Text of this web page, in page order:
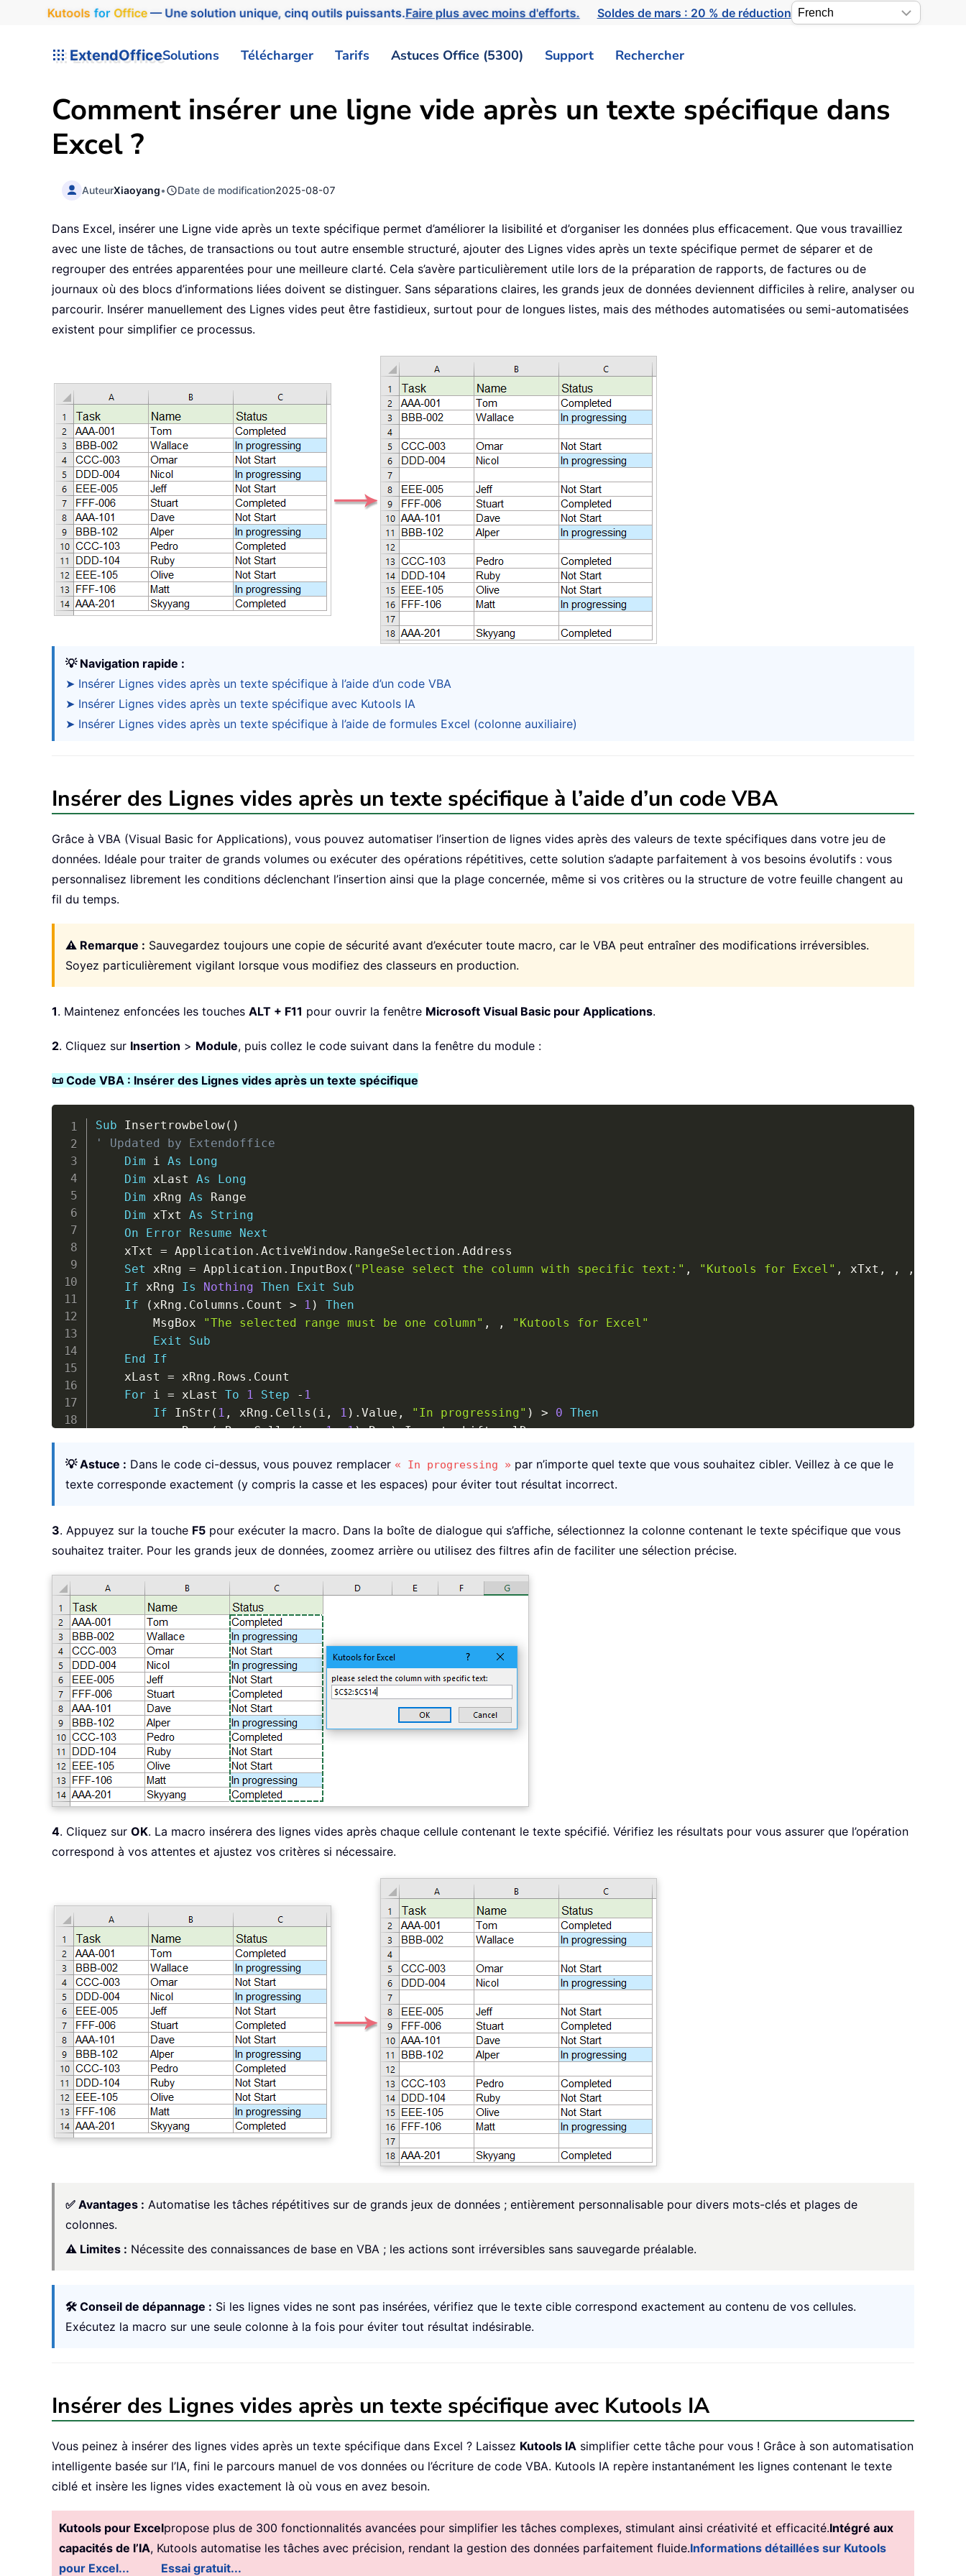
Kutools for Office— Une solution unique, cinq outils puissants.Faire plus avec moins d'efforts. Soldes de mars : 20 % de réduction
ExtendOfficeSolutions Télécharger Tarifs Astuces Office (5300) Support Rechercher
Comment insérer une ligne vide après un texte spécifique dans
Excel ?
AuteurXiaoyang• Date de modification2025-08-07
Dans Excel, insérer une Ligne vide après un texte spécifique permet d’améliorer la lisibilité et d’organiser les données plus efficacement. Que vous travailliez
avec une liste de tâches, de transactions ou tout autre ensemble structuré, ajouter des Lignes vides après un texte spécifique permet de séparer et de
regrouper des entrées apparentées pour une meilleure clarté. Cela s’avère particulièrement utile lors de la préparation de rapports, de factures ou de
journaux où des blocs d’informations liées doivent se distinguer. Sans séparations claires, les grands jeux de données deviennent difficiles à relire, analyser ou
parcourir. Insérer manuellement des Lignes vides peut être fastidieux, surtout pour de longues listes, mais des méthodes automatisées ou semi-automatisées
existent pour simplifier ce processus.
💡 Navigation rapide :
➤ Insérer Lignes vides après un texte spécifique à l’aide d’un code VBA
➤ Insérer Lignes vides après un texte spécifique avec Kutools IA
➤ Insérer Lignes vides après un texte spécifique à l’aide de formules Excel (colonne auxiliaire)
Insérer des Lignes vides après un texte spécifique à l’aide d’un code VBA
Grâce à VBA (Visual Basic for Applications), vous pouvez automatiser l’insertion de lignes vides après des valeurs de texte spécifiques dans votre jeu de
données. Idéale pour traiter de grands volumes ou exécuter des opérations répétitives, cette solution s’adapte parfaitement à vos besoins évolutifs : vous
personnalisez librement les conditions déclenchant l’insertion ainsi que la plage concernée, même si vos critères ou la structure de votre feuille changent au
fil du temps.
⚠️ Remarque : Sauvegardez toujours une copie de sécurité avant d’exécuter toute macro, car le VBA peut entraîner des modifications irréversibles.
Soyez particulièrement vigilant lorsque vous modifiez des classeurs en production.
1. Maintenez enfoncées les touches ALT + F11 pour ouvrir la fenêtre Microsoft Visual Basic pour Applications.
2. Cliquez sur Insertion > Module, puis collez le code suivant dans la fenêtre du module :
📜 Code VBA : Insérer des Lignes vides après un texte spécifique
Sub Insertrowbelow( )
' Updated by Extendoffice
Dim i As
Long
Dim xLast As
Long
Dim xRng As Range
Dim xTxt As
String
On
Error Resume
Next
    xTxt
= Application . ActiveWindow. RangeSelection . Address
Set xRng = Application . InputBox ( "Please select the column with specific text:" , "Kutools for Excel" , xTxt , , ,
If xRng Is Nothing Then Exit
Sub
If
( xRng . Columns . Count > 1 )
Then
        MsgBox
"The selected range must be one column" , ,
"Kutools for Excel"
Exit
Sub
End
If
    xLast
= xRng . Rows . Count
For i = xLast To 1 Step - 1
If InStr ( 1 , xRng . Cells ( i , 1 ) . Value , "In progressing" ) > 0 Then
            Rows
(xRng.Cells(i + 1, 1).Row).Insert shift:=xlDown
Next
End Sub
💡 Astuce : Dans le code ci-dessus, vous pouvez remplacer « In progressing » par n’importe quel texte que vous souhaitez cibler. Veillez à ce que le
texte corresponde exactement (y compris la casse et les espaces) pour éviter tout résultat incorrect.
3. Appuyez sur la touche F5 pour exécuter la macro. Dans la boîte de dialogue qui s’affiche, sélectionnez la colonne contenant le texte spécifique que vous
souhaitez traiter. Pour les grands jeux de données, zoomez arrière ou utilisez des filtres afin de faciliter une sélection précise.
4. Cliquez sur OK. La macro insérera des lignes vides après chaque cellule contenant le texte spécifié. Vérifiez les résultats pour vous assurer que l’opération
correspond à vos attentes et ajustez vos critères si nécessaire.
✅ Avantages : Automatise les tâches répétitives sur de grands jeux de données ; entièrement personnalisable pour divers mots-clés et plages de
colonnes.
⚠️ Limites : Nécessite des connaissances de base en VBA ; les actions sont irréversibles sans sauvegarde préalable.
🛠️ Conseil de dépannage : Si les lignes vides ne sont pas insérées, vérifiez que le texte cible correspond exactement au contenu de vos cellules.
Exécutez la macro sur une seule colonne à la fois pour éviter tout résultat indésirable.
Insérer des Lignes vides après un texte spécifique avec Kutools IA
Vous peinez à insérer des lignes vides après un texte spécifique dans Excel ? Laissez Kutools IA simplifier cette tâche pour vous ! Grâce à son automatisation
intelligente basée sur l’IA, fini le parcours manuel de vos données ou l’écriture de code VBA. Kutools IA repère instantanément les lignes contenant le texte
ciblé et insère les lignes vides exactement là où vous en avez besoin.
Kutools pour Excelpropose plus de 300 fonctionnalités avancées pour simplifier les tâches complexes, stimulant ainsi créativité et efficacité.Intégré aux
capacités de l’IA, Kutools automatise les tâches avec précision, rendant la gestion des données parfaitement fluide.Informations détaillées sur Kutools
pour Excel...
Essai gratuit...